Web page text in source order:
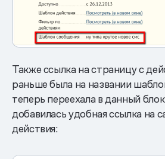
Также ссылка на страницу с
раньше была на названии
теперь переехала в данный
добавилась удобная ссылка на
действия: